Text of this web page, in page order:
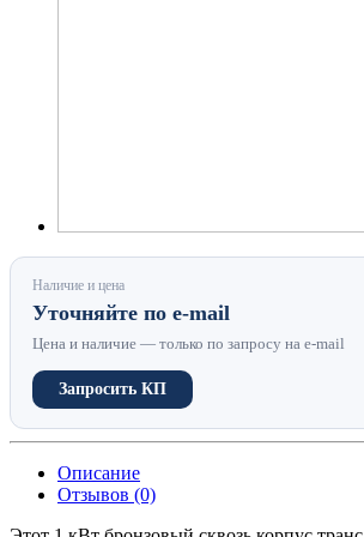
Наличие и цена
Уточняйте по e-mail
Цена и наличие — только по запросу на e-mail
Запросить КП
Описание
Отзывов (0)